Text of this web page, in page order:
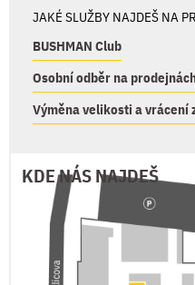
JAKÉ SLUŽBY NAJDEŠ NA
BUSHMAN Club
Osobní odběr na
Výměna velikosti a vrácení
KDE NÁS NAJDEŠ